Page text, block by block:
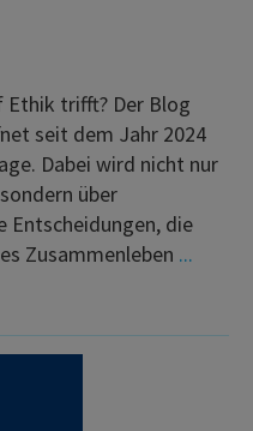
Ethik trifft? Der Blog
seit dem Jahr 2024
Dabei wird nicht nur
über
Entscheidungen, die
Zusammenleben ...